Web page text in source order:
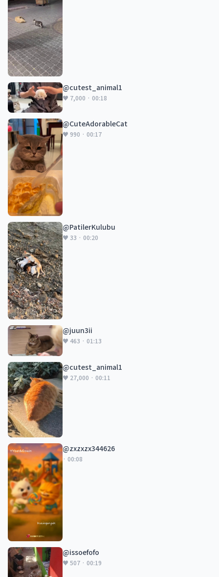
@cutest_animal1
♥ 7,000 · 00:18
@CuteAdorableCat
♥ 990 · 00:17
@PatilerKulubu
♥ 33 · 00:20
@juun3ii
♥ 463 · 01:13
@cutest_animal1
♥ 27,000 · 00:11
@zxzxzx344626
· 00:08
@issoefofo
♥ 507 · 00:19